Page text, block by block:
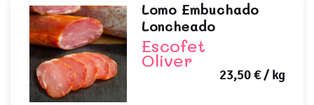
Lomo Embuchado
Loncheado
Escofet
Oliver
23,50 €/ kg